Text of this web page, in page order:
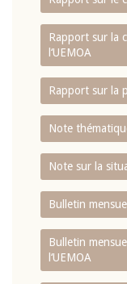
Rapport sur la
l‘UEMOA
Rapport sur la
Note
Note sur la
Bulletin
Bulletin
l‘UEMOA